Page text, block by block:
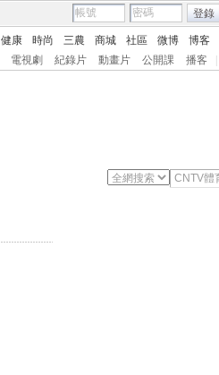
登錄
健康 時尚 三農 商城 社區 微博 博客
電視劇 紀錄片 動畫片 公開課 播客